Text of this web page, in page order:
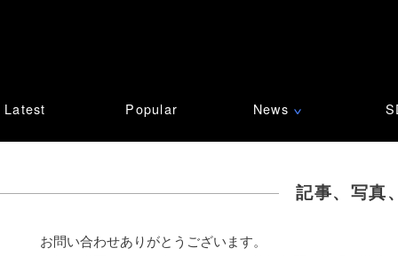
Latest Popular News ∨
記事、写真
お問い合わせありがとうございます。